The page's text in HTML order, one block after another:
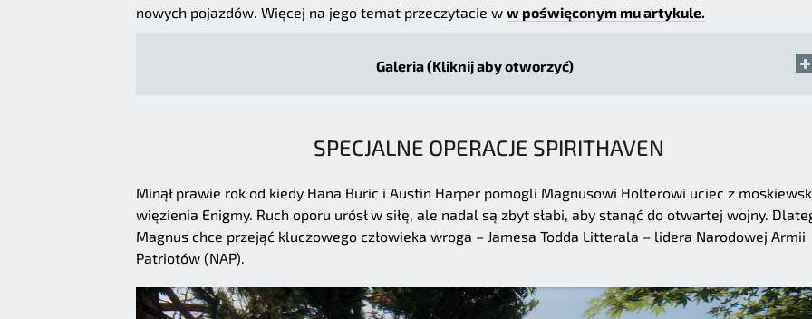
nowych pojazdów. Więcej na jego temat przeczytacie w w poświęconym mu artykule.
Galeria (Kliknij aby otworzyć)
SPECJALNE OPERACJE SPIRITHAVEN
Minął prawie rok od kiedy Hana Buric i Austin Harper pomogli Magnusowi Holterowi uciec z
więzienia Enigmy. Ruch oporu urósł w siłę, ale nadal są zbyt słabi, aby stanąć do otwartej wojny.
Magnus chce przejąć kluczowego człowieka wroga – Jamesa Todda Litterala – lidera Narodowej Armii
Patriotów (NAP).